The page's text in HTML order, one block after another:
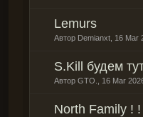
Lemurs
Автор Demianxt 16 Mar
S.Kill будем
Автор GTO. 16 Mar
North Family ! !